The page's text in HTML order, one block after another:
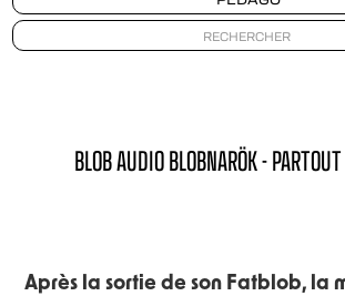
BLOB AUDIO BLOBNARÖK -
Après la sortie de son Fatblob, la